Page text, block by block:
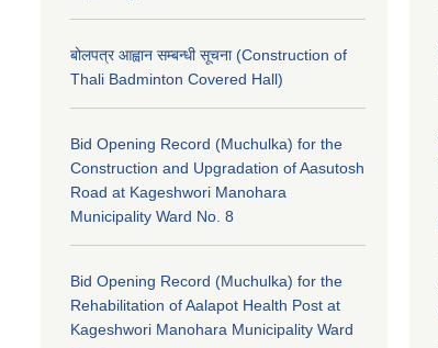
बोलपत्र आह्वान सम्बन्धी सूचना (Construction of
Thali Badminton Covered Hall)
Bid Opening Record (Muchulka) for the
Construction and Upgradation of Aasutosh
Road at Kageshwori Manohara
Municipality Ward No. 8
Bid Opening Record (Muchulka) for the
Rehabilitation of Aalapot Health Post at
Kageshwori Manohara Municipality Ward